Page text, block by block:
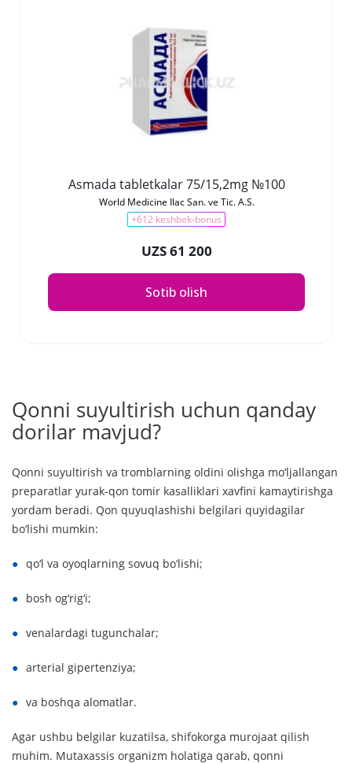
Asmada tabletkalar 75/15,2mg №100
World Medicine Ilac San. ve Tic. A.S.
+612 keshbek-bonus
UZS 61 200
Sotib olish
Qonni suyultirish uchun qanday
dorilar mavjud?
Qonni suyultirish va tromblarning oldini olishga mo‘ljallangan
preparatlar yurak-qon tomir kasalliklari xavfini kamaytirishga
yordam beradi. Qon quyuqlashishi belgilari quyidagilar
bo‘lishi mumkin:
qo‘l va oyoqlarning sovuq bo‘lishi;
bosh og‘rig‘i;
venalardagi tugunchalar;
arterial gipertenziya;
va boshqa alomatlar.
Agar ushbu belgilar kuzatilsa, shifokorga murojaat qilish
muhim. Mutaxassis organizm holatiga qarab, qonni